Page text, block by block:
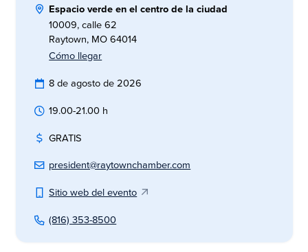
Espacio verde en el centro de la ciudad
10009, calle 62
Raytown, MO 64014
Cómo llegar
8 de agosto de 2026
19.00-21.00 h
GRATIS
president@raytownchamber.com
Sitio web del evento
(816) 353-8500